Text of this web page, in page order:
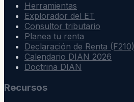
Herramientas
Explorador del ET
Consultor tributario
Planea tu renta
Declaración de Renta (F210)
Calendario DIAN 2026
Doctrina DIAN
Recursos